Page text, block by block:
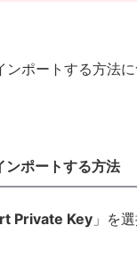
ンポートする方法に
ンポートする方法
Private Key 」を